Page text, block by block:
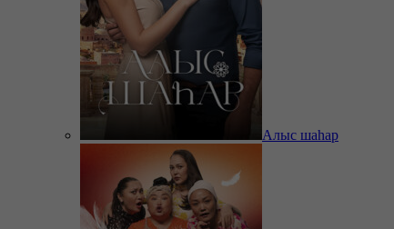
Алыс шаһар